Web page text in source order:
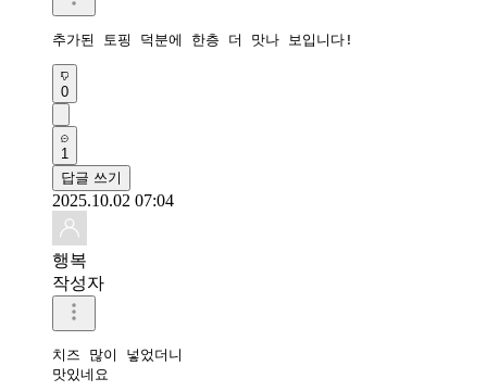
추가된 토핑 덕분에 한층 더 맛나 보입니다!
0
1
답글 쓰기
2025.10.02 07:04
행복
작성자
치즈 많이 넣었더니
맛있네요